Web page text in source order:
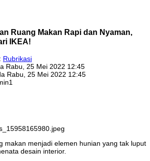
Ruang Makan Rapi dan Nyaman,
IKEA!
Rubrikasi
Rabu, 25 Mei 2022 12:45
Rabu, 25 Mei 2022 12:45
makan menjadi elemen hunian yang tak luput
desain interior.